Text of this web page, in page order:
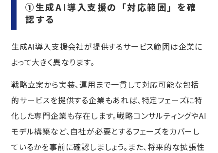
①生成AI導入支援の「対応範囲」を確
認する
生成AI導入支援会社が提供するサービス範囲は企業に
よって大きく異なります。
戦略立案から実装、運用まで一貫して対応可能な包括
的サービスを提供する企業もあれば、特定フェーズに特
化した専門企業も存在します。戦略コンサルティングやAI
モデル構築など、自社が必要とするフェーズをカバーし
ているかを事前に確認しましょう。また、将来的な拡張性